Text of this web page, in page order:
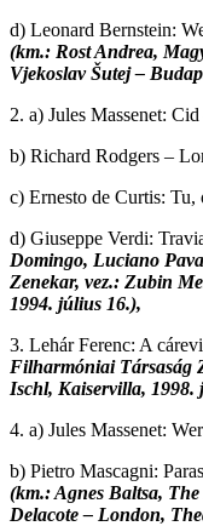
d) Leonard Bernstein:
(km.: Rost Andrea,
Vjekoslav Šutej –
2. a) Jules Massenet:
b) Richard Rodgers –
c) Ernesto de Curtis: Tu,
d) Giuseppe Verdi:
Domingo, Luciano
Zenekar, vez.: Zubin
1994. július 16.),
3. Lehár Ferenc: A
Filharmóniai Társaság
Ischl, Kaiservilla, 1998.
4. a) Jules Massenet:
b) Pietro Mascagni:
(km.: Agnes Baltsa,
Delacote – London,